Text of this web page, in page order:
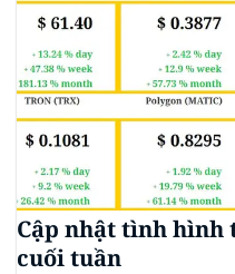
Cập nhật tình
cuối tuần